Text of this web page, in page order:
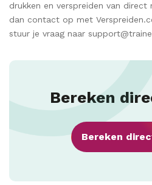
drukken en verspreiden van direct
dan contact op met
stuur je vraag naar
Bereken
Bereken